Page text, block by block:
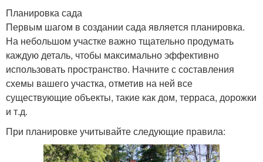
Планировка сада
Первым шагом в создании сада является планировка.
На небольшом участке важно тщательно продумать
каждую деталь, чтобы максимально эффективно
использовать пространство. Начните с составления
схемы вашего участка, отметив на ней все
существующие объекты, такие как дом, терраса, дорожки
и т.д.
При планировке учитывайте следующие правила: